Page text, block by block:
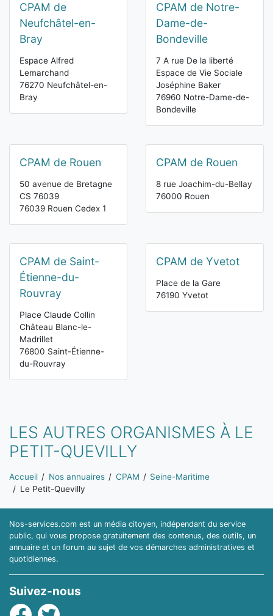
CPAM de
Neufchâtel-en-
Bray
Espace Alfred
Lemarchand
76270 Neufchâtel-en-
Bray
CPAM de Notre-
Dame-de-
Bondeville
7 A rue De la liberté
Espace de Vie Sociale
Joséphine Baker
76960 Notre-Dame-de-
Bondeville
CPAM de Rouen
50 avenue de Bretagne
CS 76039
76039 Rouen Cedex 1
CPAM de Rouen
8 rue Joachim-du-Bellay
76000 Rouen
CPAM de Saint-
Étienne-du-
Rouvray
Place Claude Collin
Château Blanc-le-
Madrillet
76800 Saint-Étienne-
du-Rouvray
CPAM de Yvetot
Place de la Gare
76190 Yvetot
LES AUTRES ORGANISMES À LE
PETIT-QUEVILLY
Vous êtes ici:
Accueil Nos annuaires CPAM
Seine-Maritime
Le Petit-Quevilly
Nos-services.com est un média citoyen, indépendant du service
public, qui vous propose gratuitement des contenus, des outils, un
annuaire et un forum au sujet de vos démarches administratives et
quotidiennes.
Suivez-nous
Facebook
Twitter